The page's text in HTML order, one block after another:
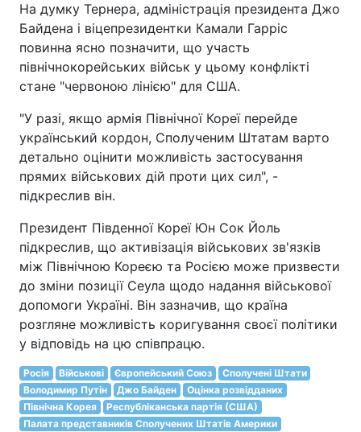
На думку Тернера, адміністрація президента Джо
Байдена і віцепрезидентки Камали Гарріс
повинна ясно позначити, що участь
північнокорейських військ у цьому конфлікті
стане "червоною лінією" для США.
"У разі, якщо армія Північної Кореї перейде
український кордон, Сполученим Штатам варто
детально оцінити можливість застосування
прямих військових дій проти цих сил", -
підкреслив він.
Президент Південної Кореї Юн Сок Йоль
підкреслив, що активізація військових зв'язків
між Північною Кореєю та Росією може призвести
до зміни позиції Сеула щодо надання військової
допомоги Україні. Він зазначив, що країна
розгляне можливість коригування своєї політики
у відповідь на цю співпрацю.
Росія Військові Європейський Союз
Сполучені Штати
Володимир Путін
Джо Байден
Оцінка розвідданих
Північна Корея
Республіканська партія (США)
Палата представників Сполучених Штатів Америки